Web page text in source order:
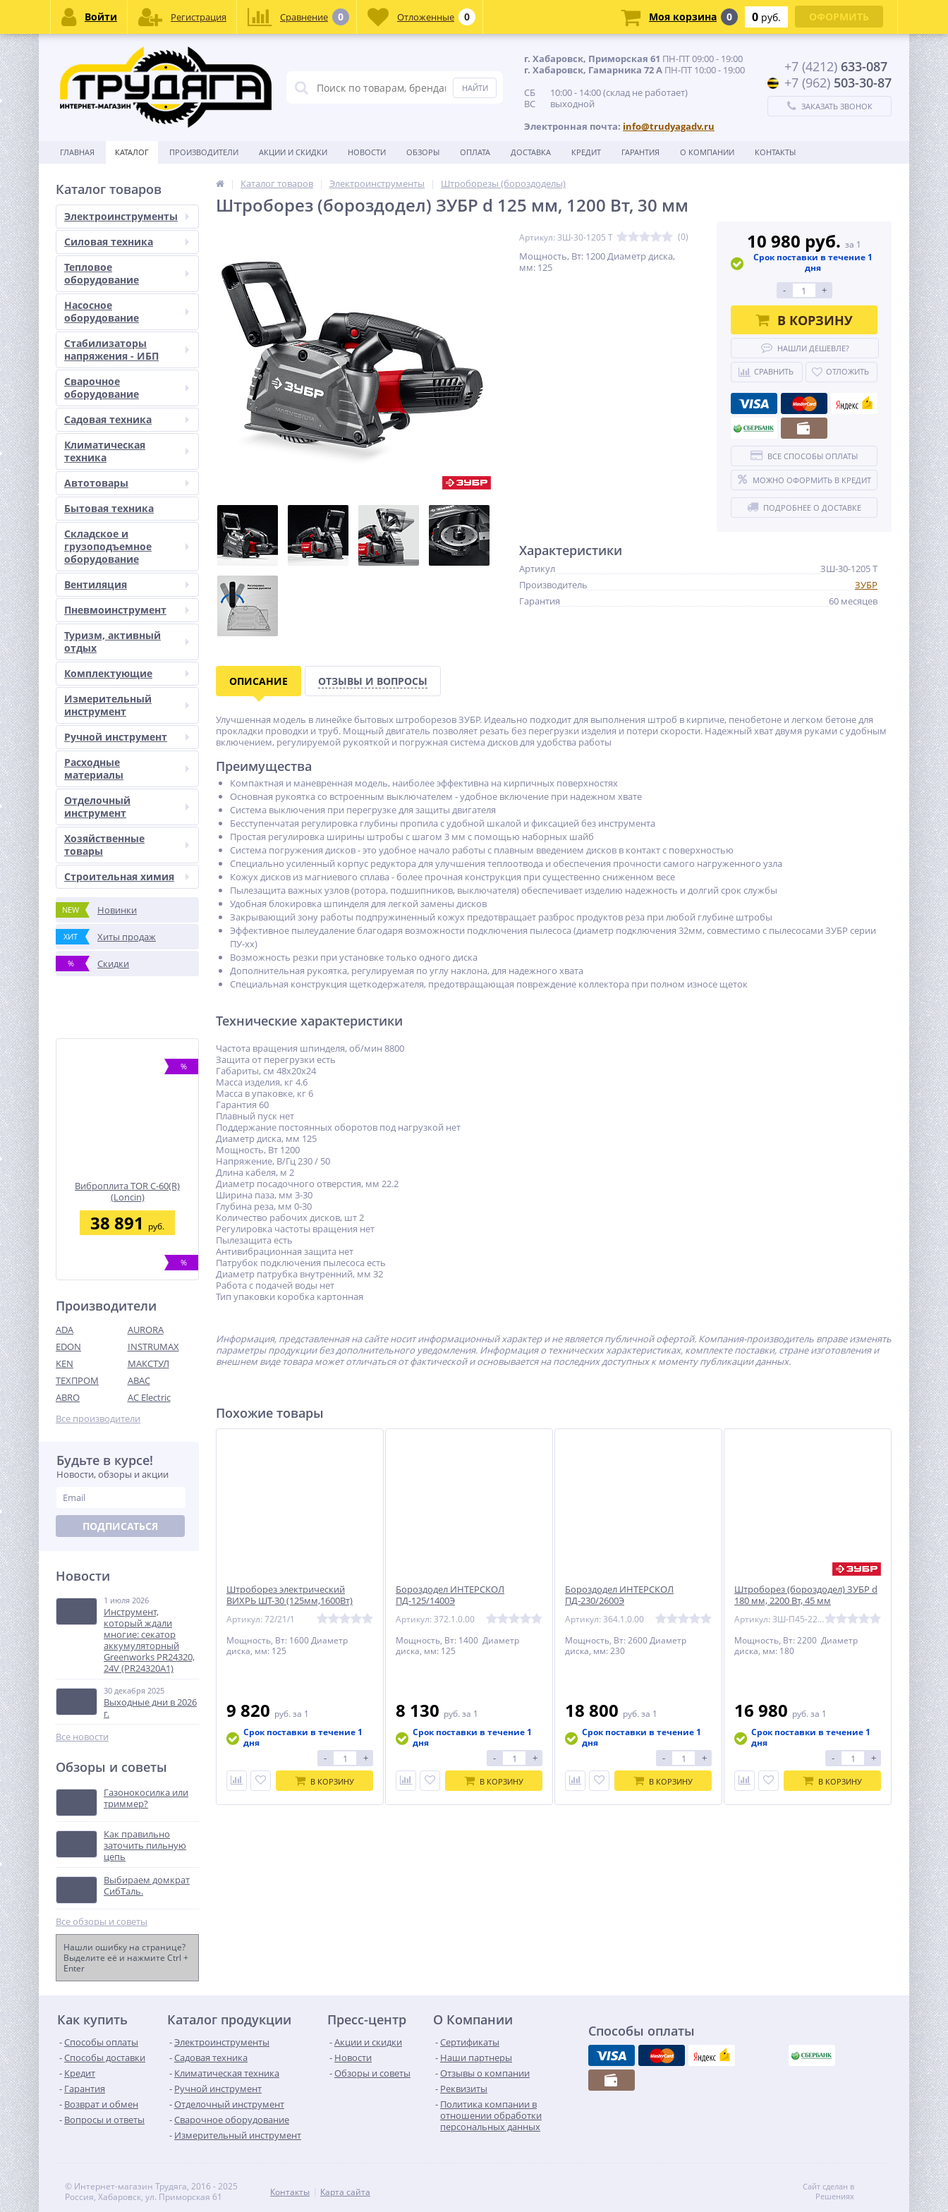
г. Хабаровск, Приморская 61 ПН-ПТ 09:00 - 19:00
г. Хабаровск, Гамарника 72 А ПН-ПТ 10:00 - 19:00
СБ 10:00 - 14:00 (склад не работает)
ВС выходной
Электронная почта: info@trudyagadv.ru
+7 (4212) 633-087
+7 (962) 503-30-87
ЗАКАЗАТЬ ЗВОНОК
ГЛАВНАЯ КАТАЛОГ ПРОИЗВОДИТЕЛИ АКЦИИ И СКИДКИ НОВОСТИ ОБЗОРЫ ОПЛАТА ДОСТАВКА КРЕДИТ ГАРАНТИЯ О КОМПАНИИ КОНТАКТЫ
Каталог товаров
Электроинструменты
Силовая техника
Тепловое
оборудование
Насосное
оборудование
Стабилизаторы
напряжения - ИБП
Сварочное
оборудование
Садовая техника
Климатическая
техника
Автотовары
Бытовая техника
Складское и
грузоподъемное
оборудование
Вентиляция
Пневмоинструмент
Туризм, активный
отдых
Комплектующие
Измерительный
инструмент
Ручной инструмент
Расходные
материалы
Отделочный
инструмент
Хозяйственные
товары
Строительная химия
NEW Новинки
ХИТ Хиты продаж
% Скидки
%
Виброплита TOR C-60(R)
(Loncin)
38 891 руб.
%
Виброплита TOR T-50
Loncin
40 530
Лобзик аккумуляторный
кейс
11 990руб.
%
Пылесос ручной
Greenworks G24HV, 24V,
0,5л, 2 режима, без АКБ и
ЗУ (4700007)
3 990
%
Штабелер самоходный 1,5
т 3,3 м XILIN CDD15R-E
Производители
ADA
AURORA
EDON
INSTRUMAX
KEN
МАКСТУЛ
ТЕХПРОМ
ABAC
ABRO
AC Electric
Все производители
Будьте в курсе!
Новости, обзоры и акции
ПОДПИСАТЬСЯ
Новости
1 июля 2026
Инструмент,
который ждали
многие: секатор
аккумуляторный
Greenworks PR24320,
24V (PR24320A1)
30 декабря 2025
Выходные дни в 2026
г.
Все новости
Обзоры и советы
Газонокосилка или
триммер?
Как правильно
заточить пильную
цепь
Выбираем домкрат
СибТаль.
Все обзоры и советы
Нашли ошибку на странице?
Выделите её и нажмите Ctrl +
Enter
Каталог товаров Электроинструменты Штроборезы (бороздоделы)
Штроборез (бороздодел) ЗУБР d 125 мм, 1200 Вт, 30 мм
Артикул: ЗШ-30-1205 Т (0)
Мощность, Вт: 1200 Диаметр диска,
мм: 125
10 980 руб. за 1
Срок поставки в течение 1
дня
- +
В КОРЗИНУ
НАШЛИ ДЕШЕВЛЕ?
СРАВНИТЬ ОТЛОЖИТЬ
ВСЕ СПОСОБЫ ОПЛАТЫ
МОЖНО ОФОРМИТЬ В КРЕДИТ
ПОДРОБНЕЕ О ДОСТАВКЕ
Характеристики
Артикул
ЗШ-30-1205 Т
Производитель
ЗУБР
Гарантия
60 месяцев
ОПИСАНИЕ ОТЗЫВЫ И ВОПРОСЫ
Улучшенная модель в линейке бытовых штроборезов ЗУБР. Идеально подходит для выполнения штроб в кирпиче, пенобетоне и легком бетоне для
прокладки проводки и труб. Мощный двигатель позволяет резать без перегрузки изделия и потери скорости. Надежный хват двумя руками с удобным
включением, регулируемой рукояткой и погружная система дисков для удобства работы
Преимущества
Компактная и маневренная модель, наиболее эффективна на кирпичных поверхностях
Основная рукоятка со встроенным выключателем - удобное включение при надежном хвате
Система выключения при перегрузке для защиты двигателя
Бесступенчатая регулировка глубины пропила с удобной шкалой и фиксацией без инструмента
Простая регулировка ширины штробы с шагом 3 мм с помощью наборных шайб
Система погружения дисков - это удобное начало работы с плавным введением дисков в контакт с поверхностью
Специально усиленный корпус редуктора для улучшения теплоотвода и обеспечения прочности самого нагруженного узла
Кожух дисков из магниевого сплава - более прочная конструкция при существенно сниженном весе
Пылезащита важных узлов (ротора, подшипников, выключателя) обеспечивает изделию надежность и долгий срок службы
Удобная блокировка шпинделя для легкой замены дисков
Закрывающий зону работы подпружиненный кожух предотвращает разброс продуктов реза при любой глубине штробы
Эффективное пылеудаление благодаря возможности подключения пылесоса (диаметр подключения 32мм, совместимо с пылесосами ЗУБР серии
ПУ-хх)
Возможность резки при установке только одного диска
Дополнительная рукоятка, регулируемая по углу наклона, для надежного хвата
Специальная конструкция щеткодержателя, предотвращающая повреждение коллектора при полном износе щеток
Технические характеристики
Частота вращения шпинделя, об/мин 8800
Защита от перегрузки есть
Габариты, см 48x20x24
Масса изделия, кг 4.6
Масса в упаковке, кг 6
Гарантия 60
Плавный пуск нет
Поддержание постоянных оборотов под нагрузкой нет
Диаметр диска, мм 125
Мощность, Вт 1200
Напряжение, В/Гц 230 / 50
Длина кабеля, м 2
Диаметр посадочного отверстия, мм 22.2
Ширина паза, мм 3-30
Глубина реза, мм 0-30
Количество рабочих дисков, шт 2
Регулировка частоты вращения нет
Пылезащита есть
Антивибрационная защита нет
Патрубок подключения пылесоса есть
Диаметр патрубка внутренний, мм 32
Работа с подачей воды нет
Тип упаковки коробка картонная
Информация, представленная на сайте носит информационный характер и не является публичной офертой. Компания-производитель вправе изменять
параметры продукции без дополнительного уведомления. Информация о технических характеристиках, комплекте поставки, стране изготовления и
внешнем виде товара может отличаться от фактической и основывается на последних доступных к моменту публикации данных.
Похожие товары
Штроборез электрический
ВИХРЬ ШТ-30 (125мм,1600Вт)
Артикул: 72/21/1
Мощность, Вт: 1600 Диаметр
диска, мм: 125
9 820 руб. за 1
Срок поставки в течение 1
дня
- +
В КОРЗИНУ
Бороздодел ИНТЕРСКОЛ
ПД-125/1400Э
Артикул: 372.1.0.00
Мощность, Вт: 1400 Диаметр
диска, мм: 125
8 130 руб. за 1
Срок поставки в течение 1
дня
- +
В КОРЗИНУ
Бороздодел ИНТЕРСКОЛ
ПД-230/2600Э
Артикул: 364.1.0.00
Мощность, Вт: 2600 Диаметр
диска, мм: 230
18 800 руб. за 1
Срок поставки в течение 1
дня
- +
В КОРЗИНУ
Штроборез (бороздодел) ЗУБР d
180 мм, 2200 Вт, 45 мм
Артикул: ЗШ-П45-2200 ПТ
Мощность, Вт: 2200 Диаметр
диска, мм: 180
16 980 руб. за 1
Срок поставки в течение 1
дня
- +
В КОРЗИНУ
Как купить
Способы оплаты
Способы доставки
Кредит
Гарантия
Возврат и обмен
Вопросы и ответы
Каталог продукции
Электроинструменты
Садовая техника
Климатическая техника
Ручной инструмент
Отделочный инструмент
Сварочное оборудование
Измерительный инструмент
Пресс-центр
Акции и скидки
Новости
Обзоры и советы
О Компании
Сертификаты
Наши партнеры
Отзывы о компании
Реквизиты
Политика компании в
отношении обработки
персональных данных
Способы оплаты
© Интернет-магазин Трудяга, 2016 - 2025
Россия, Хабаровск, ул. Приморская 61
Контакты Карта сайта
Сайт сделан в
Решениях
Войти Регистрация Сравнение 0 Отложенные 0 Моя корзина 0 0 руб. ОФОРМИТЬ